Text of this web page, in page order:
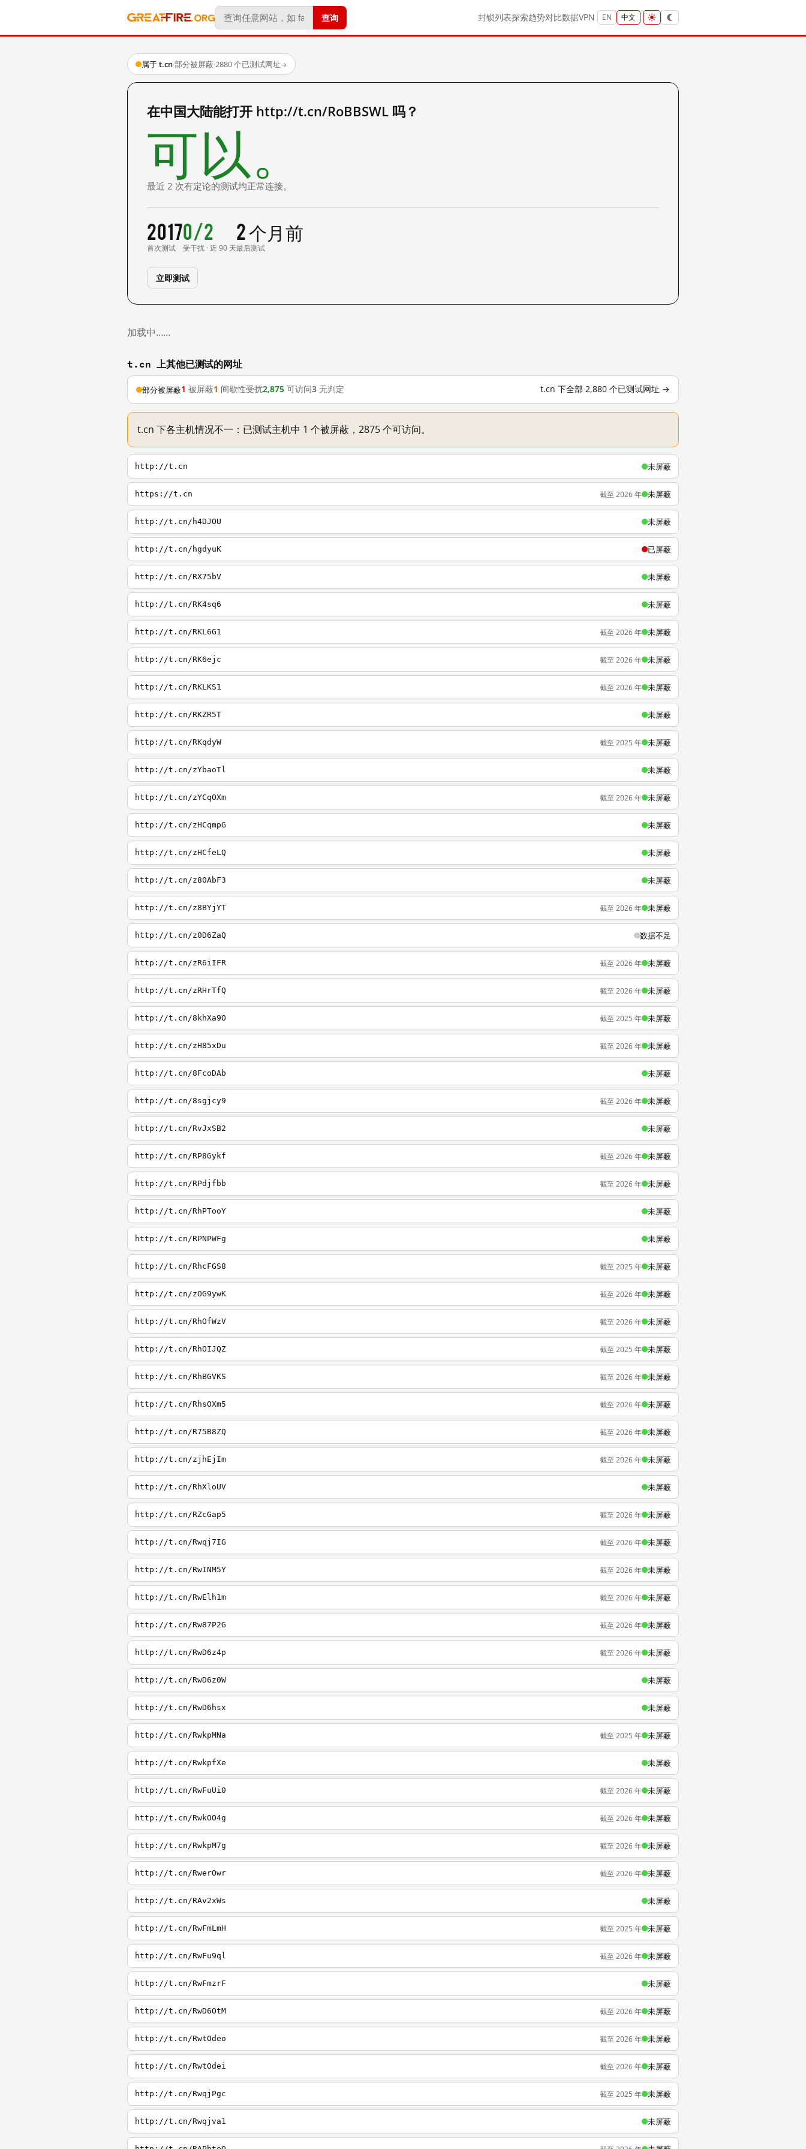
查询 封锁列表探索趋势对比数据VPN EN 中文
属于 t.cn·部分被屏蔽·2880 个已测试网址→
在中国大陆能打开 http://t.cn/RoBBSWL 吗？
可以。
最近 2 次有定论的测试均正常连接。
2017
首次测试
0/2
受干扰 · 近 90 天
2 个月前
最后测试
立即测试
加载中……
t.cn 上其他已测试的网址
部分被屏蔽1 被屏蔽1 间歇性受扰2,875 可访问3 无判定 t.cn 下全部 2,880 个已测试网址 →
t.cn 下各主机情况不一：已测试主机中 1 个被屏蔽，2875 个可访问。
http://t.cn 未屏蔽
https://t.cn 截至 2026 年 未屏蔽
http://t.cn/h4DJOU 未屏蔽
http://t.cn/hgdyuK 已屏蔽
http://t.cn/RX75bV 未屏蔽
http://t.cn/RK4sq6 未屏蔽
http://t.cn/RKL6G1 截至 2026 年 未屏蔽
http://t.cn/RK6ejc 截至 2026 年 未屏蔽
http://t.cn/RKLKS1 截至 2026 年 未屏蔽
http://t.cn/RKZR5T 未屏蔽
http://t.cn/RKqdyW 截至 2025 年 未屏蔽
http://t.cn/zYbaoTl 未屏蔽
http://t.cn/zYCqOXm 截至 2026 年 未屏蔽
http://t.cn/zHCqmpG 未屏蔽
http://t.cn/zHCfeLQ 未屏蔽
http://t.cn/z80AbF3 未屏蔽
http://t.cn/z8BYjYT 截至 2026 年 未屏蔽
http://t.cn/z0D6ZaQ 数据不足
http://t.cn/zR6iIFR 截至 2026 年 未屏蔽
http://t.cn/zRHrTfQ 截至 2026 年 未屏蔽
http://t.cn/8khXa9O 截至 2025 年 未屏蔽
http://t.cn/zH85xDu 截至 2026 年 未屏蔽
http://t.cn/8FcoDAb 未屏蔽
http://t.cn/8sgjcy9 截至 2026 年 未屏蔽
http://t.cn/RvJxSB2 未屏蔽
http://t.cn/RP8Gykf 截至 2026 年 未屏蔽
http://t.cn/RPdjfbb 截至 2026 年 未屏蔽
http://t.cn/RhPTooY 未屏蔽
http://t.cn/RPNPWFg 未屏蔽
http://t.cn/RhcFGS8 截至 2025 年 未屏蔽
http://t.cn/zOG9ywK 截至 2026 年 未屏蔽
http://t.cn/RhOfWzV 截至 2026 年 未屏蔽
http://t.cn/RhOIJQZ 截至 2025 年 未屏蔽
http://t.cn/RhBGVKS 截至 2026 年 未屏蔽
http://t.cn/RhsOXm5 截至 2026 年 未屏蔽
http://t.cn/R75B8ZQ 截至 2026 年 未屏蔽
http://t.cn/zjhEjIm 截至 2026 年 未屏蔽
http://t.cn/RhXloUV 未屏蔽
http://t.cn/RZcGap5 截至 2026 年 未屏蔽
http://t.cn/Rwqj7IG 截至 2026 年 未屏蔽
http://t.cn/RwINM5Y 截至 2026 年 未屏蔽
http://t.cn/RwElh1m 截至 2026 年 未屏蔽
http://t.cn/Rw87P2G 截至 2026 年 未屏蔽
http://t.cn/RwD6z4p 截至 2026 年 未屏蔽
http://t.cn/RwD6z0W 未屏蔽
http://t.cn/RwD6hsx 未屏蔽
http://t.cn/RwkpMNa 截至 2025 年 未屏蔽
http://t.cn/RwkpfXe 未屏蔽
http://t.cn/RwFuUi0 截至 2026 年 未屏蔽
http://t.cn/RwkOO4g 截至 2026 年 未屏蔽
http://t.cn/RwkpM7g 截至 2026 年 未屏蔽
http://t.cn/RwerOwr 截至 2026 年 未屏蔽
http://t.cn/RAv2xWs 未屏蔽
http://t.cn/RwFmLmH 截至 2025 年 未屏蔽
http://t.cn/RwFu9ql 截至 2026 年 未屏蔽
http://t.cn/RwFmzrF 未屏蔽
http://t.cn/RwD6OtM 截至 2026 年 未屏蔽
http://t.cn/RwtOdeo 截至 2026 年 未屏蔽
http://t.cn/RwtOdei 截至 2026 年 未屏蔽
http://t.cn/RwqjPgc 截至 2025 年 未屏蔽
http://t.cn/Rwqjva1 未屏蔽